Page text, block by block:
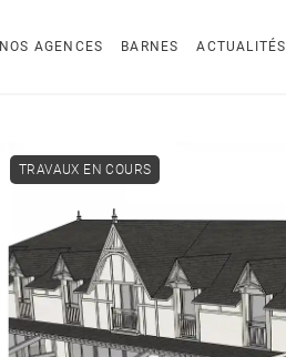
NOS AGENCES BARNES ACTUALITÉS
TRAVAUX EN COURS